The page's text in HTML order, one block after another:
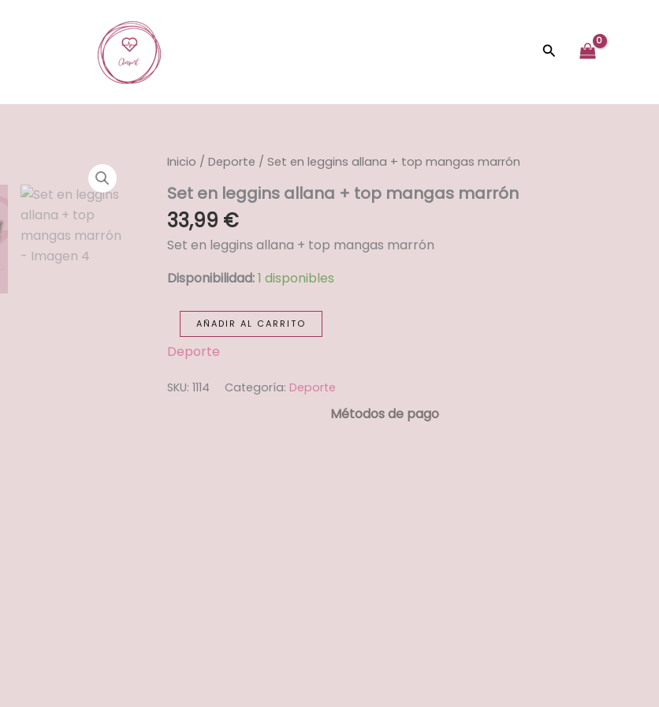
Buscar
Inicio / Deporte / Set en leggins allana + top mangas marrón
Set en leggins allana + top mangas marrón
33,99 €
Set en leggins allana + top mangas marrón
Disponibilidad:1 disponibles
Set
leggins
+
top
mangas
marrón
cantidad
AÑADIR AL CARRITO
Deporte
SKU: 1114 Categoría: Deporte
Métodos de pago